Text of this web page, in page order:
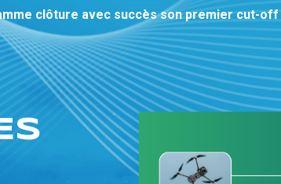
clôture avec succès son premier cut-off